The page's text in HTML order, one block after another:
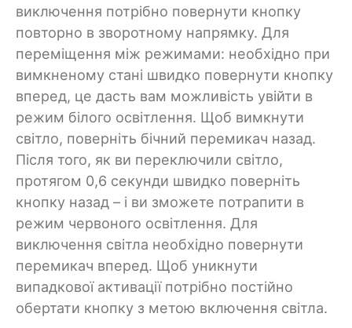
виключення потрібно повернути кнопку
повторно в зворотному напрямку. Для
переміщення між режимами: необхідно при
вимкненому стані швидко повернути кнопку
вперед, це дасть вам можливість увійти в
режим білого освітлення. Щоб вимкнути
світло, поверніть бічний перемикач назад.
Після того, як ви переключили світло,
протягом 0,6 секунди швидко поверніть
кнопку назад – і ви зможете потрапити в
режим червоного освітлення. Для
виключення світла необхідно повернути
перемикач вперед. Щоб уникнути
випадкової активації потрібно постійно
обертати кнопку з метою включення світла.